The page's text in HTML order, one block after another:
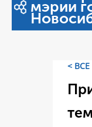
мэрии
<